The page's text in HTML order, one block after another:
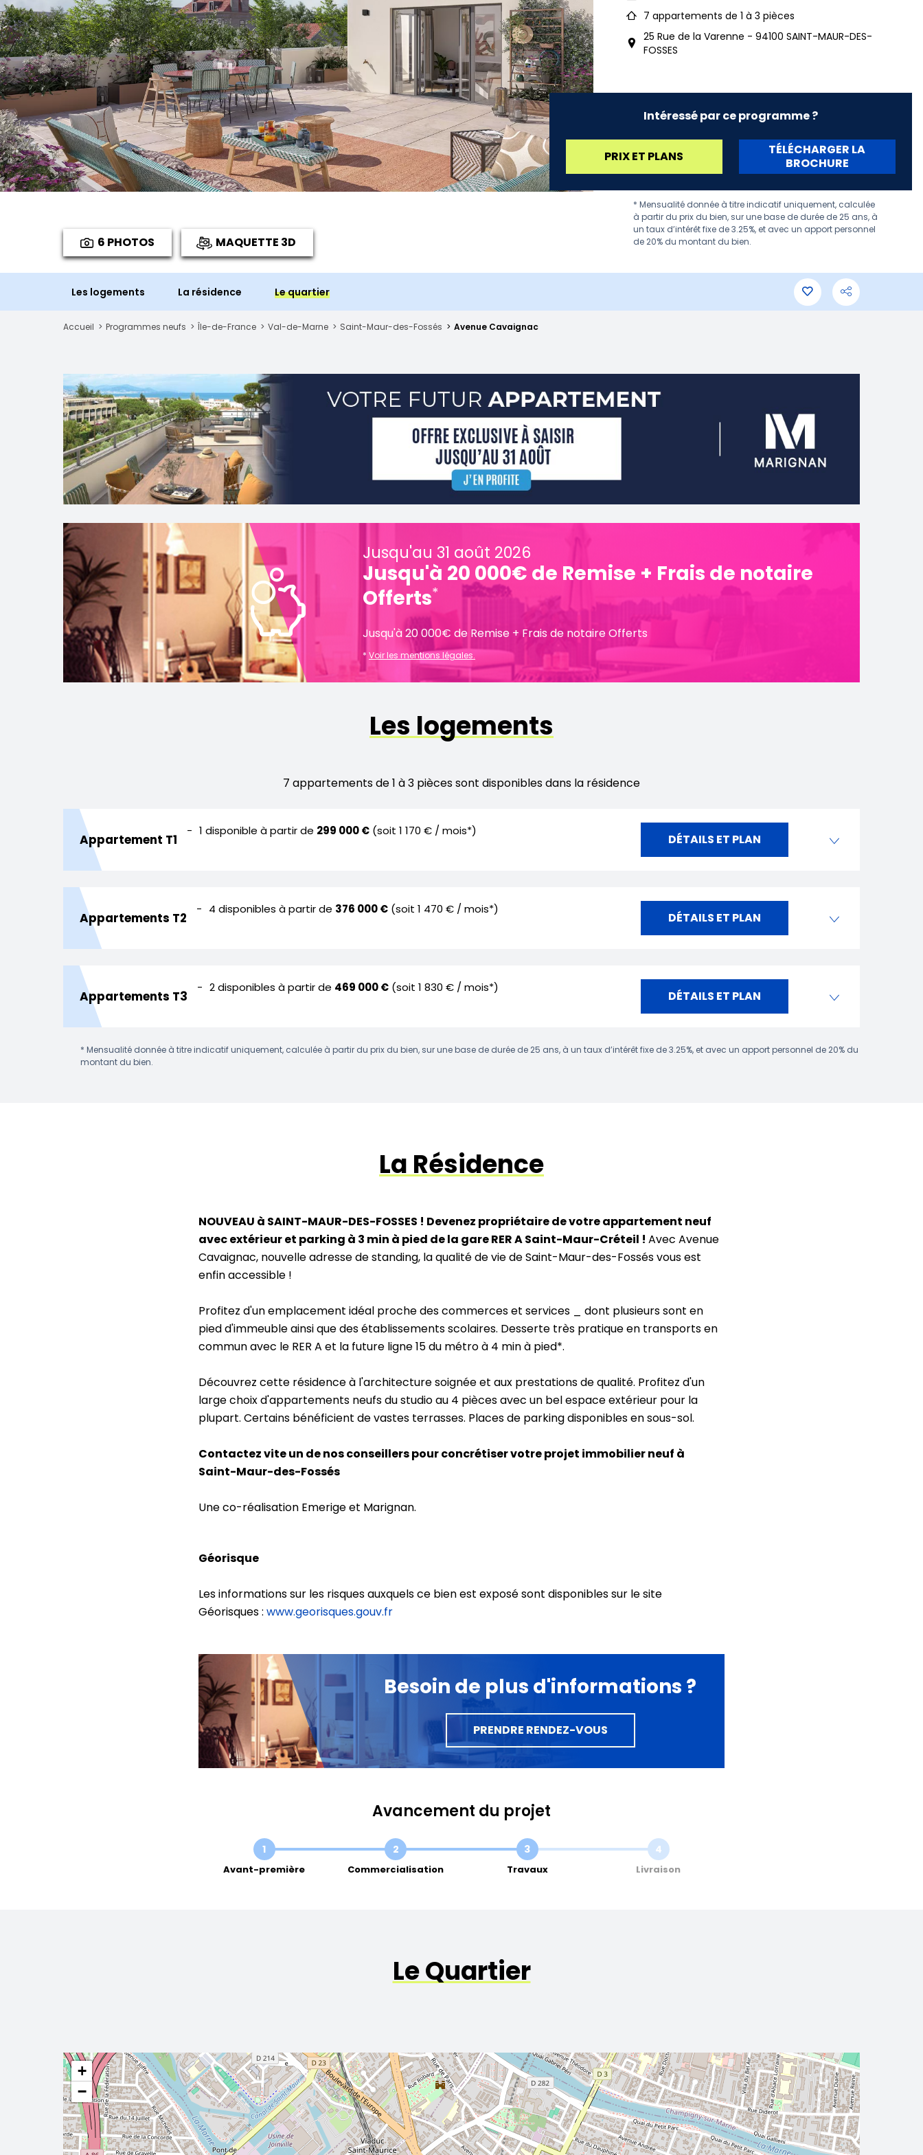
6 PHOTOS MAQUETTE 3D
7 appartements de 1 à 3 pièces
25 Rue de la Varenne - 94100 SAINT-MAUR-DES-
FOSSES
Intéressé par ce programme ?
PRIX ET PLANS
TÉLÉCHARGER LA
BROCHURE
* Mensualité donnée à titre indicatif uniquement, calculée
à partir du prix du bien, sur une base de durée de 25 ans, à
un taux d’intérêt fixe de 3.25%, et avec un apport personnel
de 20% du montant du bien.
Les logements La résidence Le quartier
Accueil Programmes neufs Île-de-France Val-de-Marne Saint-Maur-des-Fossés Avenue Cavaignac
Jusqu'au 31 août 2026
Jusqu'à 20 000€ de Remise + Frais de notaire
Offerts*
Jusqu'à 20 000€ de Remise + Frais de notaire Offerts
* Voir les mentions légales.
Les logements
7 appartements de 1 à 3 pièces sont disponibles dans la résidence
Appartement T1
1 disponible à partir de 299 000 € (soit 1 170 € / mois*)
DÉTAILS ET PLAN
Appartements T2
4 disponibles à partir de 376 000 € (soit 1 470 € / mois*)
DÉTAILS ET PLAN
Appartements T3
2 disponibles à partir de 469 000 € (soit 1 830 € / mois*)
DÉTAILS ET PLAN
* Mensualité donnée à titre indicatif uniquement, calculée à partir du prix du bien, sur une base de durée de 25 ans, à un taux d’intérêt fixe de 3.25%, et avec un apport personnel de 20% du
montant du bien.
La Résidence
NOUVEAU à SAINT-MAUR-DES-FOSSES ! Devenez propriétaire de votre appartement neuf
avec extérieur et parking à 3 min à pied de la gare RER A Saint-Maur-Créteil !Avec Avenue
Cavaignac, nouvelle adresse de standing, la qualité de vie de Saint-Maur-des-Fossés vous est
enfin accessible !
Profitez d'un emplacement idéal proche des commerces et services _ dont plusieurs sont en
pied d'immeuble ainsi que des établissements scolaires. Desserte très pratique en transports en
commun avec le RER A et la future ligne 15 du métro à 4 min à pied*.
Découvrez cette résidence à l'architecture soignée et aux prestations de qualité. Profitez d'un
large choix d'appartements neufs du studio au 4 pièces avec un bel espace extérieur pour la
plupart. Certains bénéficient de vastes terrasses. Places de parking disponibles en sous-sol.
Contactez vite un de nos conseillers pour concrétiser votre projet immobilier neuf à
Saint-Maur-des-Fossés
Une co-réalisation Emerige et Marignan.
Géorisque
Les informations sur les risques auxquels ce bien est exposé sont disponibles sur le site
Géorisques :www.georisques.gouv.fr
Besoin de plus d'informations ?
PRENDRE RENDEZ-VOUS
Avancement du projet
1
Avant-première
2
Commercialisation
3
Travaux
4
Livraison
Le Quartier
+
−